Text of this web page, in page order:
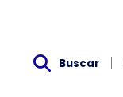
Buscar